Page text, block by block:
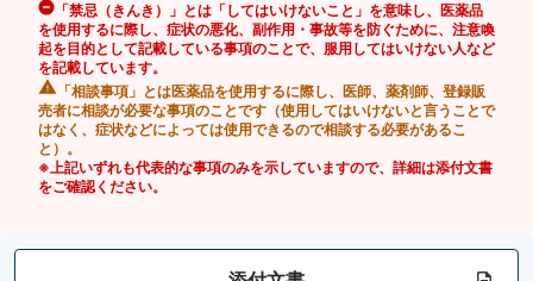
「禁忌（きんき）」とは「してはいけないこと」を意味し、医薬品
を使用するに際し、症状の悪化、副作用・事故等を防ぐために、注意喚
起を目的として記載している事項のことで、服用してはいけない人など
を記載しています。
「相談事項」とは医薬品を使用するに際し、医師、薬剤師、登録販
売者に相談が必要な事項のことです（使用してはいけないと言うことで
はなく、症状などによっては使用できるので相談する必要があるこ
と）。
※上記いずれも代表的な事項のみを示していますので、詳細は添付文書
をご確認ください。